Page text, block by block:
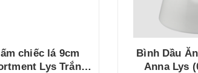
chiếc lá 9cm
Lys Trắng
Bình Dầu
Anna Lys